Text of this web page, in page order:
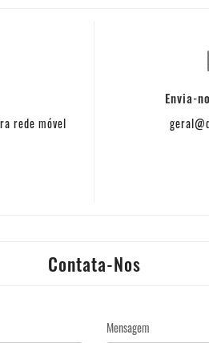
rede móvel
Envia-
Contata-Nos
Mensagem